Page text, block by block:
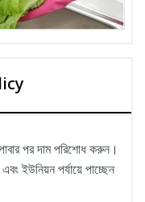
পর দাম পরিশোধ করুন।
ইউনিয়ন পর্যায়ে পাচ্ছেন